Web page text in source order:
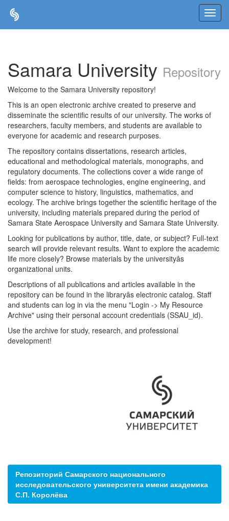
Samara University Repository
Welcome to the Samara University repository!
This is an open electronic archive created to preserve and
disseminate the scientific results of our university. The works of
researchers, faculty members, and students are available to
everyone for academic and research purposes.
The repository contains dissertations, research articles,
educational and methodological materials, monographs, and
regulatory documents. The collections cover a wide range of
fields: from aerospace technologies, engine engineering, and
computer science to history, linguistics, mathematics, and
ecology. The archive brings together the scientific heritage of the
university, including materials prepared during the period of
Samara State Aerospace University and Samara State University.
Looking for publications by author, title, date, or subject? Full-text
search will provide relevant results. Want to explore the academic
life more closely? Browse materials by the universityâs
organizational units.
Descriptions of all publications and articles available in the
repository can be found in the libraryâs electronic catalog. Staff
and students can log in via the menu "Login -> My Resource
Archive" using their personal account credentials (SSAU_id).
Use the archive for study, research, and professional
development!
Репозиторий Самарского национального
исследовательского университета имени академика
С.П. Королёва